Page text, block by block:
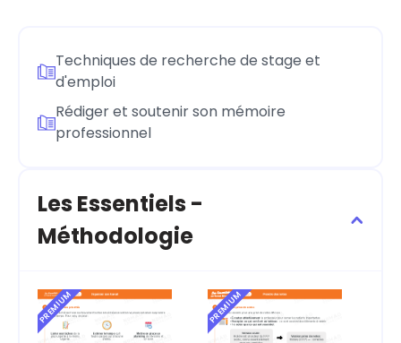
Techniques de recherche de stage et
d'emploi
Rédiger et soutenir son mémoire
professionnel
Les Essentiels -
Méthodologie
PREMIUM PREMIUM